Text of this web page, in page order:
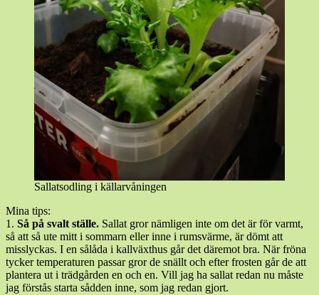
Sallatsodling i källarvåningen
Mina tips:
1. Så på svalt ställe. Sallat gror nämligen inte om det är för varmt,
så att så ute mitt i sommarn eller inne i rumsvärme, är dömt att
misslyckas. I en sålåda i kallväxthus går det däremot bra. När fröna
tycker temperaturen passar gror de snällt och efter frosten går de att
plantera ut i trädgården en och en. Vill jag ha sallat redan nu måste
jag förstås starta sådden inne, som jag redan gjort.